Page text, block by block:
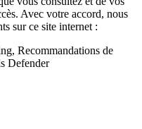
Avec votre accord, nous
sur ce site internet :
Recommandations de
Defender